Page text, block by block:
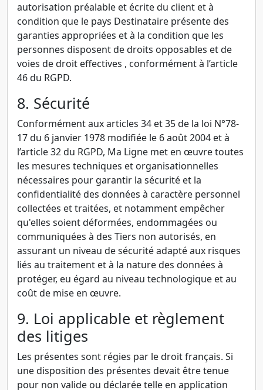
autorisation préalable et écrite du client et à
condition que le pays Destinataire présente des
garanties appropriées et à la condition que les
personnes disposent de droits opposables et de
voies de droit effectives , conformément à l’article
46 du RGPD.
8. Sécurité
Conformément aux articles 34 et 35 de la loi N°78-
17 du 6 janvier 1978 modifiée le 6 août 2004 et à
l’article 32 du RGPD, Ma Ligne met en œuvre toutes
les mesures techniques et organisationnelles
nécessaires pour garantir la sécurité et la
confidentialité des données à caractère personnel
collectées et traitées, et notamment empêcher
qu'elles soient déformées, endommagées ou
communiquées à des Tiers non autorisés, en
assurant un niveau de sécurité adapté aux risques
liés au traitement et à la nature des données à
protéger, eu égard au niveau technologique et au
coût de mise en œuvre.
9. Loi applicable et règlement
des litiges
Les présentes sont régies par le droit français. Si
une disposition des présentes devait être tenue
pour non valide ou déclarée telle en application